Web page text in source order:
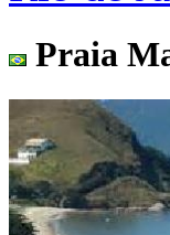
Praia